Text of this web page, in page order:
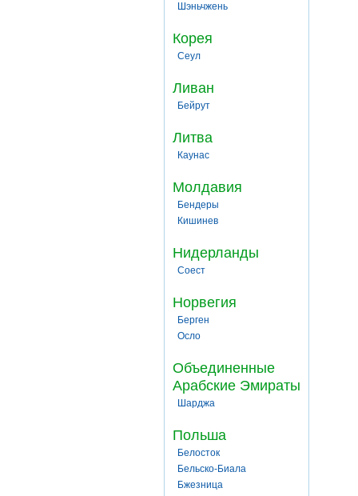
Шэньчжень
Корея
Сеул
Ливан
Бейрут
Литва
Каунас
Молдавия
Бендеры
Кишинев
Нидерланды
Соест
Норвегия
Берген
Осло
Объединенные
Арабские Эмираты
Шарджа
Польша
Белосток
Бельско-Биала
Бжезница